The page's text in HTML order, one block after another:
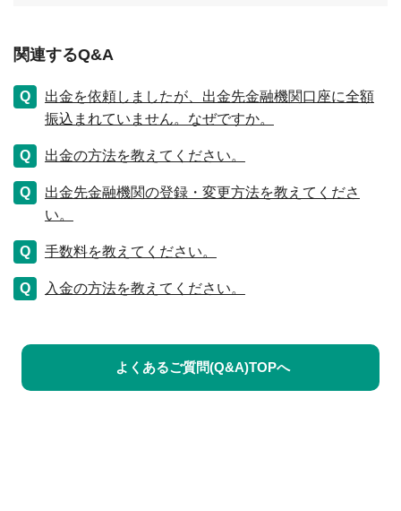
関連するQ&A
出金を依頼しましたが、出金先金融機関口座に全額
振込まれていません。なぜですか。
出金の方法を教えてください。
出金先金融機関の登録・変更方法を教えてくださ
い。
手数料を教えてください。
入金の方法を教えてください。
よくあるご質問(Q&A)TOPへ